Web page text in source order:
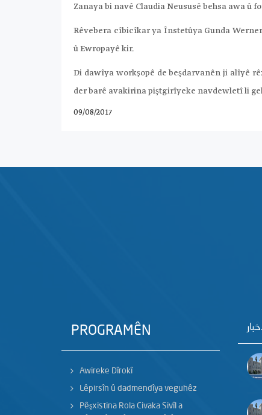
Zanaya bi navê Claudia Neususê behsa awa û
Rêvebera cîbicîkar ya Înstetûya Gunda
û Ewropayê kir.
Di dawîya workşopê de beşdarvanên ji alîyê
der barê avakirina piştgirîyeke navdewletî li
09/08/2017
PROGRAMÊN
Awireke Dîrokî
Lêpirsîn û dadmendîya veguhêz
Pêşxistina Rola Civaka Sivîl a